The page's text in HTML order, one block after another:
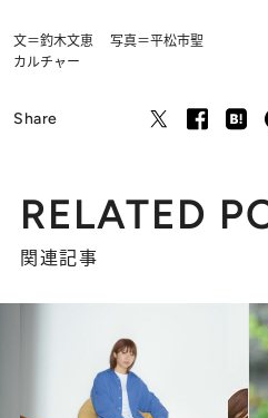
文＝釣木文恵 写真＝平松市聖
カルチャー
Share
RELATED
関連記事